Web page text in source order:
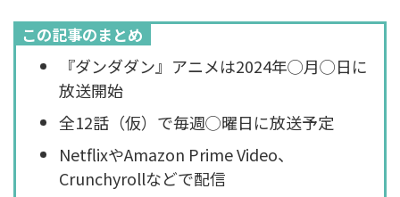
この記事のまとめ
『ダンダダン』アニメは2024年◯月◯日に
放送開始
全12話（仮）で毎週◯曜日に放送予定
NetflixやAmazon Prime Video、
Crunchyrollなどで配信